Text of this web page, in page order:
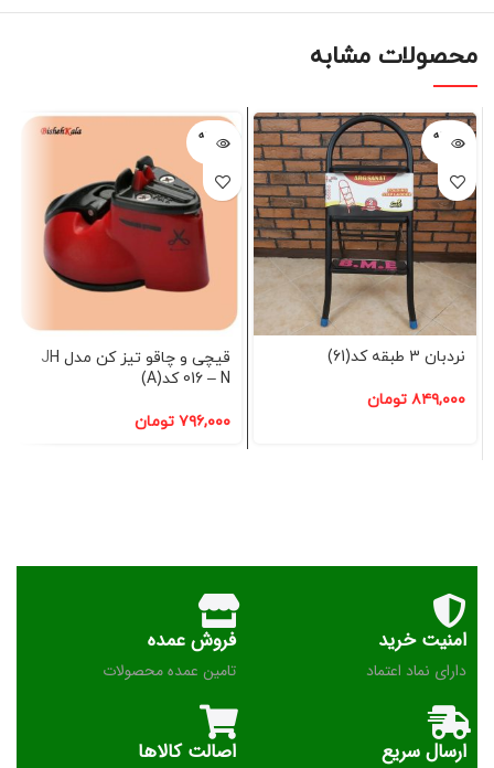
محصولات مشابه
فروخته
شده
نردبان 3 طبقه کد(61)
۸۴۹,۰۰۰ تومان
فروخته
شده
قیچی و چاقو تیز کن مدل JH
016 – N کد(A)
۷۹۶,۰۰۰ تومان
امنیت خرید
دارای نماد اعتماد
فروش عمده
تامین عمده محصولات
ارسال سریع اصالت کالاها